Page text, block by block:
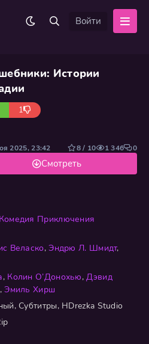
Войти
Истории
1
Комедия Приключения
Веласко,Эндрю Л. Шмидт,
, Колин О’Донохью,Дэвид
,Эмиль Хирш
Субтитры, HDrezka Studio
Смотреть
2025, 23:42 8 / 10 1 346 0